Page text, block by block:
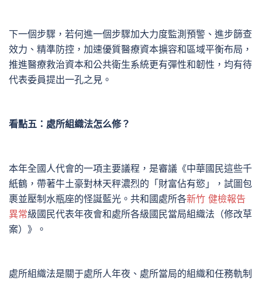
下一個步驟，若何進一個步驟加大力度監測預警、進步篩查
效力、精準防控，加速優質醫療資本擴容和區域平衡布局，
推進醫療救治資本和公共衛生系統更有彈性和韌性，均有待
代表委員提出一孔之見。
看點五：處所組織法怎么修？
本年全國人代會的一項主要議程，是審議《中華國民這些千
紙鶴，帶著牛土豪對林天秤濃烈的「財富佔有慾」，試圖包
裹並壓制水瓶座的怪誕藍光。共和國處所各新竹 健檢報告
異常級國民代表年夜會和處所各級國民當局組織法（修改草
案）》。
處所組織法是關于處所人年夜、處所當局的組織和任務軌制